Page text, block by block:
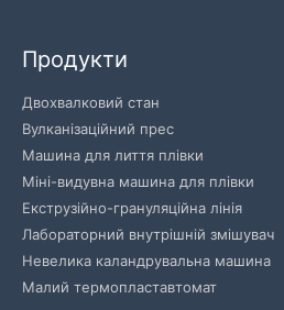
Продукти
Двохвалковий стан
Вулканізаційний прес
Машина для лиття плівки
Міні-видувна машина для плівки
Екструзійно-грануляційна лінія
Лабораторний внутрішній змішувач
Невелика каландрувальна машина
Малий термопластавтомат